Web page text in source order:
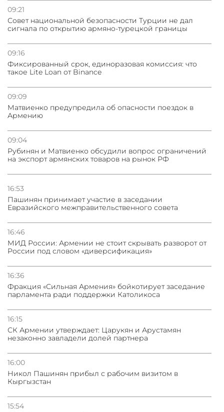
09:21
Совет национальной безопасности Турции не дал
сигнала по открытию армяно-турецкой границы
09:16
Фиксированный срок, единоразовая комиссия: что
такое Lite Loan от Binance
09:09
Матвиенко предупредила об опасности поездок в
Армению
09:04
Рубинян и Матвиенко обсудили вопрос ограничений
на экспорт армянских товаров на рынок РФ
16:53
Пашинян принимает участие в заседании
Евразийского межправительственного совета
16:46
МИД России: Армении не стоит скрывать разворот от
России под словом «диверсификация»
16:36
Фракция «Сильная Армения» бойкотирует заседание
парламента ради поддержки Католикоса
16:15
СК Армении утверждает: Царукян и Арустамян
незаконно завладели долей партнера
16:00
Никол Пашинян прибыл с рабочим визитом в
Кыргызстан
15:54